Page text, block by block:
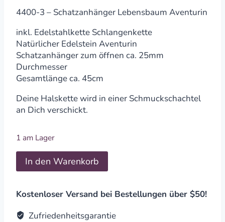
4400-3 – Schatzanhänger Lebensbaum Aventurin
inkl. Edelstahlkette Schlangenkette
Natürlicher Edelstein Aventurin
Schatzanhänger zum öffnen ca. 25mm
Durchmesser
Gesamtlänge ca. 45cm
Deine Halskette wird in einer Schmuckschachtel
an Dich verschickt.
1 am Lager
Schatzanhänger
Lebensbaum
quantity
In den Warenkorb
Kostenloser Versand bei Bestellungen über $50!
Zufriedenheitsgarantie